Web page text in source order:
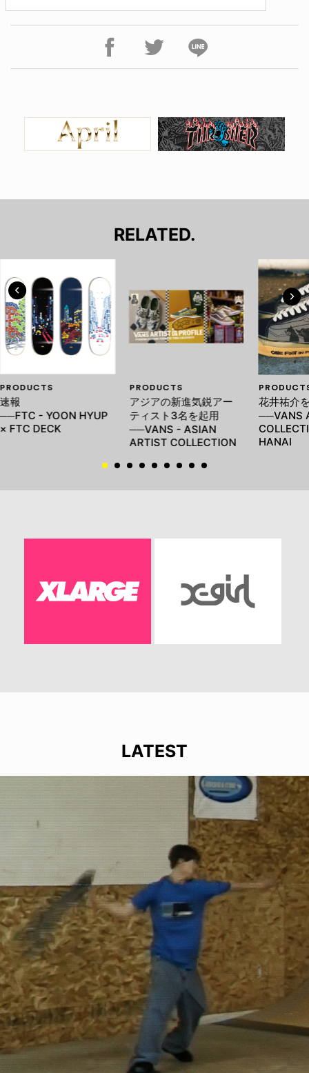
RELATED.
PRODUCTS
速報
──FTC - YOON HYUP
× FTC DECK
PRODUCTS
アジアの新進気鋭アー
ティスト3名を起用
──VANS - ASIAN
ARTIST COLLECTION
花井祐介
──VANS
HANAI
LATEST